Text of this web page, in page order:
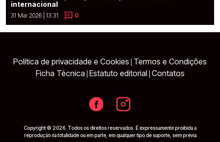
internacional
31 Mai 2026 | 13:31 0
Política de privacidade e Cookies Termos e Condições
Ficha Técnica Estatuto editorial Contatos
Copyright © 2026. Todos os direitos reservados. É expressamente proibida a
reprodução na totalidade ou em parte, em qualquer tipo de suporte, sem prévia